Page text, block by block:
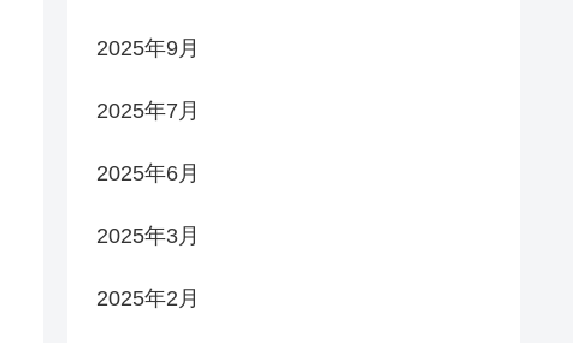
2025年9月
2025年7月
2025年6月
2025年3月
2025年2月